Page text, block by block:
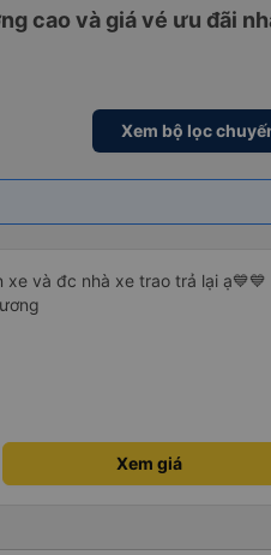
cao và giá vé ưu đãi
Xem bộ lọc
và đc nhà xe trao trả lại ạ💙💙
Xem giá